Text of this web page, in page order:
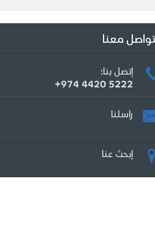
معنا
إتصل بنا:
+974 4420 5222
راسلنا
إبحث عنا